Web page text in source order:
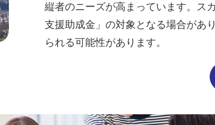
縦者のニーズが高まっています。ス
支援助成金」の対象となる場合があ
られる可能性があります。